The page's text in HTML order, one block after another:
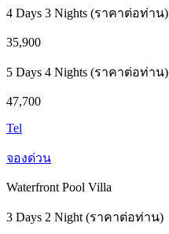
4 Days 3 Nights (ราคาต่อท่าน)
35,900
5 Days 4 Nights (ราคาต่อท่าน)
47,700
Tel
จองด่วน
Waterfront Pool Villa
3 Days 2 Night (ราคาต่อท่าน)